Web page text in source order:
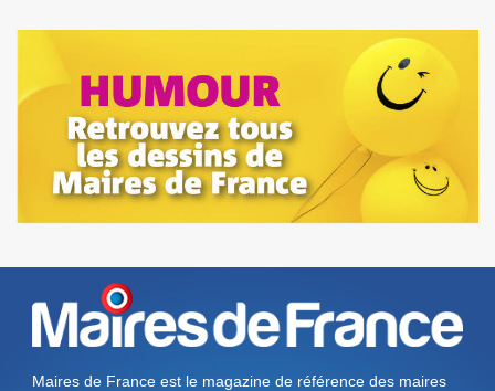
Maires de France est le magazine de référence des maires